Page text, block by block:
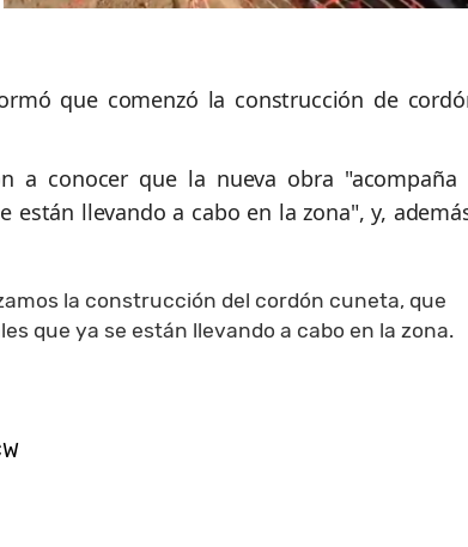
que comenzó la construcción de
a conocer que la nueva obra "acompaña
llevando a cabo en la zona", y,
la construcción del cordón cuneta, que
que ya se están llevando a cabo en la zona.